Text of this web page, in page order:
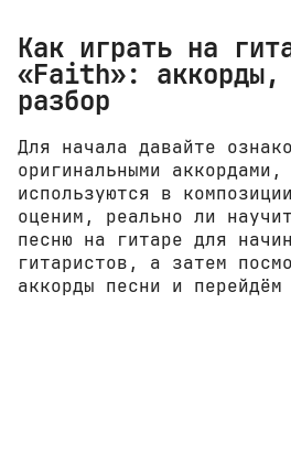
Как играть на
«Faith»: аккорды,
разбор
Для начала давайте
оригинальными аккордами,
используются в
оценим, реально ли
песню на гитаре для
гитаристов, а затем
аккорды песни и